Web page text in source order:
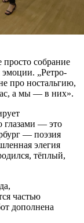
собрание
эмоции. „Ретро-
про ностальгию,
а мы — в них».
глазами — это
— поэзия
элегия
тёплый,
частью
дополнена